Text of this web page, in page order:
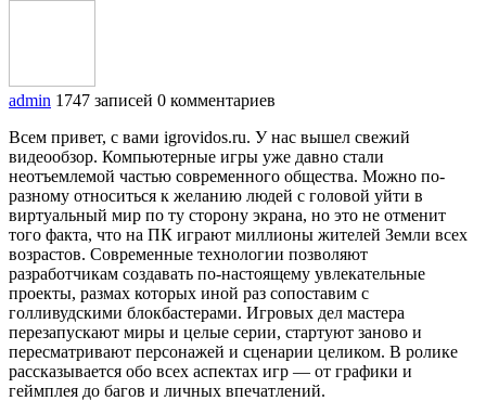
admin 1747 записей 0 комментариев
Всем привет, с вами igrovidos.ru. У нас вышел свежий
видеообзор. Компьютерные игры уже давно стали
неотъемлемой частью современного общества. Можно по-
разному относиться к желанию людей с головой уйти в
виртуальный мир по ту сторону экрана, но это не отменит
того факта, что на ПК играют миллионы жителей Земли всех
возрастов. Современные технологии позволяют
разработчикам создавать по-настоящему увлекательные
проекты, размах которых иной раз сопоставим с
голливудскими блокбастерами. Игровых дел мастера
перезапускают миры и целые серии, стартуют заново и
пересматривают персонажей и сценарии целиком. В ролике
рассказывается обо всех аспектах игр — от графики и
геймплея до багов и личных впечатлений.